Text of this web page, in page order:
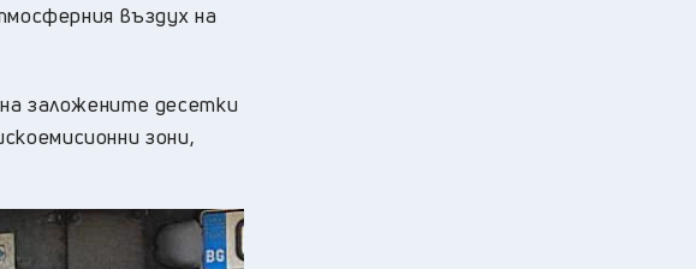
въздух на
заложените десетки
зони,